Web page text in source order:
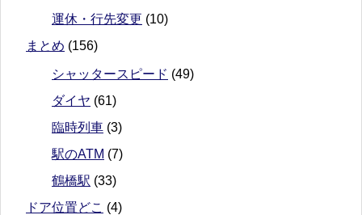
運休・行先変更 (10)
まとめ (156)
シャッタースピード (49)
ダイヤ (61)
臨時列車 (3)
駅のATM (7)
鶴橋駅 (33)
ドア位置どこ (4)